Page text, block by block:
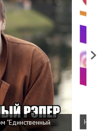
"Единственный
Next